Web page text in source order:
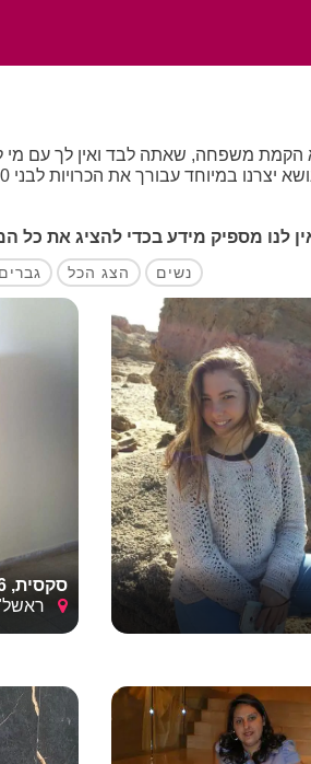
את גיל 30 אתה מבין שעוד לא הקמת משפחה, שאתה
30 פלוס, פה ניתן למצוא גברים ונשים מעל גיל 30 שמחפשים זוגיות.
לנו מספיק מידע בכדי להציג את כל
נשים הצג הכל גברים
סקסית, 36